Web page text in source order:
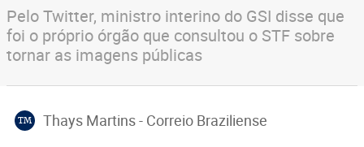
Pelo Twitter, ministro interino do GSI disse que
foi o próprio órgão que consultou o STF sobre
tornar as imagens públicas
TM Thays Martins - Correio Braziliense